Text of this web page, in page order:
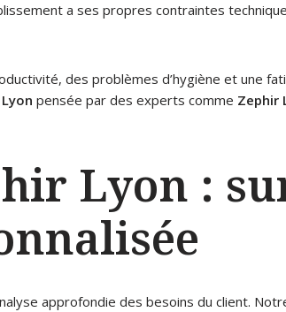
a ses propres contraintes
des problèmes d’hygiène et une
pensée par des experts comme Zephir
Lyon :
approfondie des besoins du client.